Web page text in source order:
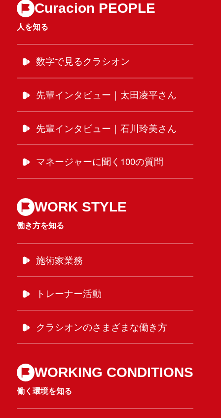
Curacion PEOPLE
人を知る
数字で見るクラシオン
先輩インタビュー｜太田凌平さん
先輩インタビュー｜石川玲美さん
マネージャーに聞く100の質問
WORK STYLE
働き方を知る
施術家業務
トレーナー活動
クラシオンのさまざまな働き方
WORKING CONDITIONS
働く環境を知る